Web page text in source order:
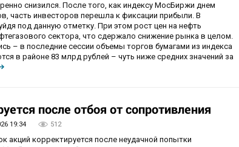
снизился. После того, как индексу МосБиржи днем
часть инвесторов перешла к фиксации прибыли. В
под данную отметку. При этом рост цен на нефть
сектора, что сдержало снижение рынка в целом.
– в последние сессии объемы торгов бумагами из индекса
в районе 83 млрд рублей – чуть ниже средних значений за
после отбоя от сопротивления
19:34 512
акций корректируется после неудачной попытки